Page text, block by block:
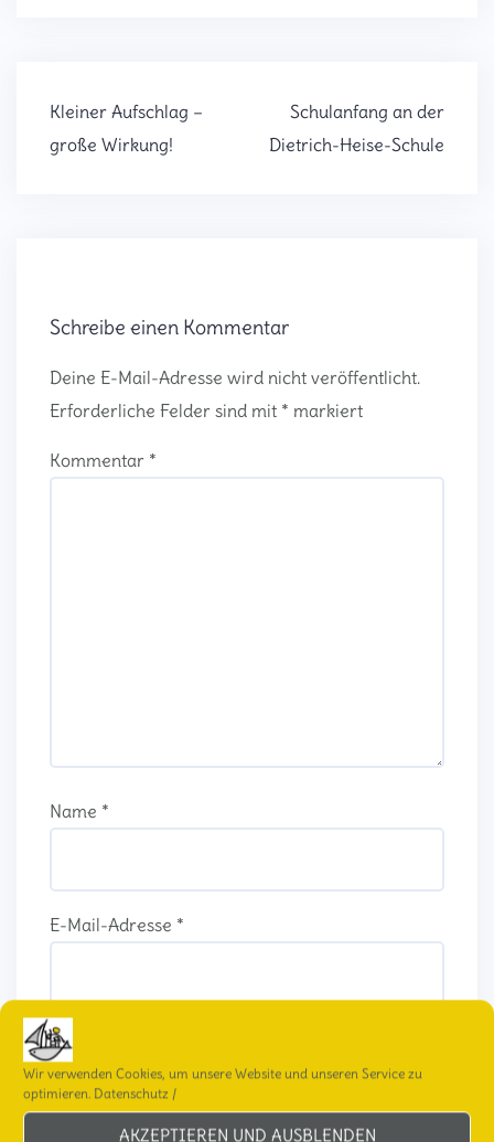
Wir verwenden Cookies, um unsere Website und unseren Service zu
optimieren. Datenschutz /
AKZEPTIEREN UND AUSBLENDEN
Beitragsnavigation
Kleiner Aufschlag –
große Wirkung!
Schulanfang an der
Dietrich-Heise-Schule
Schreibe einen Kommentar
Deine E-Mail-Adresse wird nicht veröffentlicht.
Erforderliche Felder sind mit * markiert
Kommentar *
Name *
E-Mail-Adresse *
Website